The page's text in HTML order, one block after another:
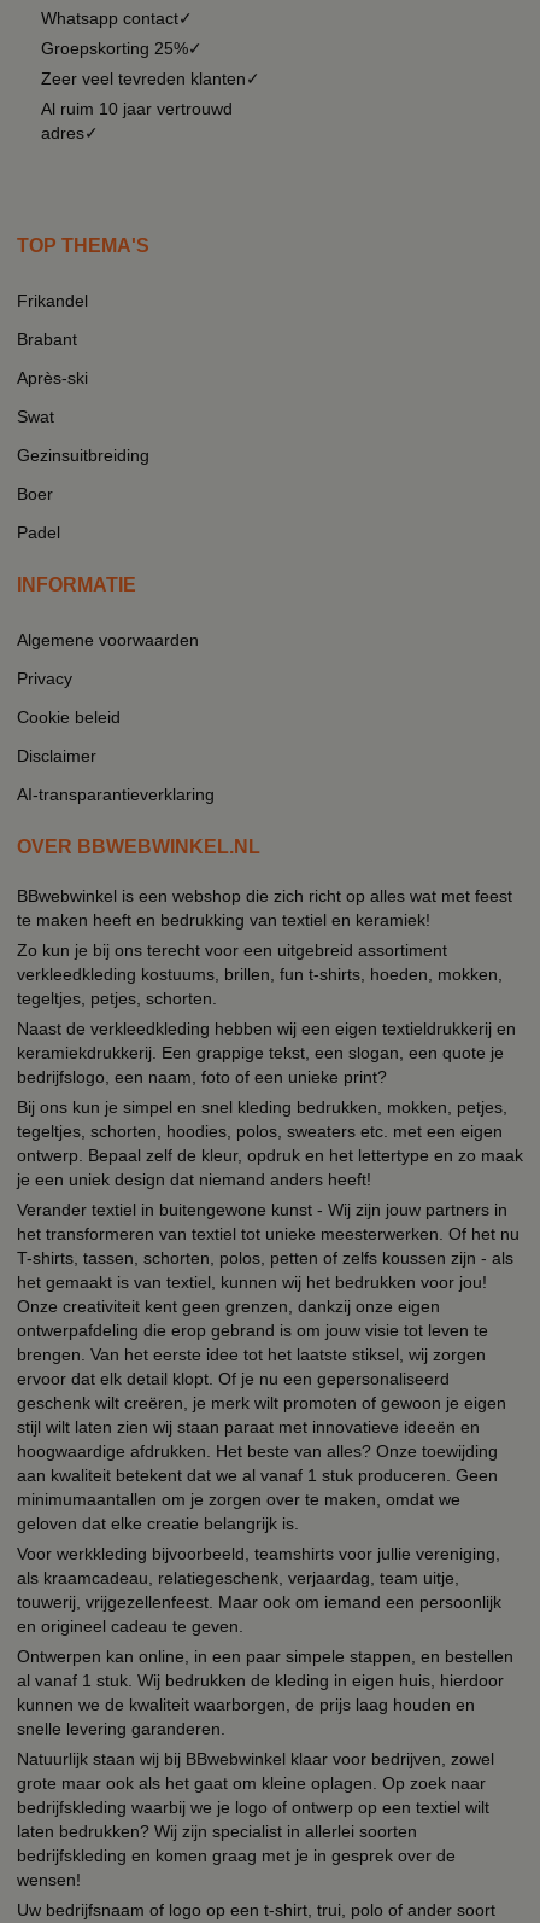
Whatsapp contact✓
Groepskorting 25%✓
Zeer veel tevreden klanten✓
Al ruim 10 jaar vertrouwd
adres✓
TOP THEMA'S
Frikandel
Brabant
Après-ski
Swat
Gezinsuitbreiding
Boer
Padel
INFORMATIE
Algemene voorwaarden
Privacy
Cookie beleid
Disclaimer
AI-transparantieverklaring
OVER BBWEBWINKEL.NL
BBwebwinkel is een webshop die zich richt op alles wat met feest
te maken heeft en bedrukking van textiel en keramiek!
Zo kun je bij ons terecht voor een uitgebreid assortiment
verkleedkleding kostuums, brillen, fun t-shirts, hoeden, mokken,
tegeltjes, petjes, schorten.
Naast de verkleedkleding hebben wij een eigen textieldrukkerij en
keramiekdrukkerij. Een grappige tekst, een slogan, een quote je
bedrijfslogo, een naam, foto of een unieke print?
Bij ons kun je simpel en snel kleding bedrukken, mokken, petjes,
tegeltjes, schorten, hoodies, polos, sweaters etc. met een eigen
ontwerp. Bepaal zelf de kleur, opdruk en het lettertype en zo maak
je een uniek design dat niemand anders heeft!
Verander textiel in buitengewone kunst - Wij zijn jouw partners in
het transformeren van textiel tot unieke meesterwerken. Of het nu
T-shirts, tassen, schorten, polos, petten of zelfs koussen zijn - als
het gemaakt is van textiel, kunnen wij het bedrukken voor jou!
Onze creativiteit kent geen grenzen, dankzij onze eigen
ontwerpafdeling die erop gebrand is om jouw visie tot leven te
brengen. Van het eerste idee tot het laatste stiksel, wij zorgen
ervoor dat elk detail klopt. Of je nu een gepersonaliseerd
geschenk wilt creëren, je merk wilt promoten of gewoon je eigen
stijl wilt laten zien wij staan paraat met innovatieve ideeën en
hoogwaardige afdrukken. Het beste van alles? Onze toewijding
aan kwaliteit betekent dat we al vanaf 1 stuk produceren. Geen
minimumaantallen om je zorgen over te maken, omdat we
geloven dat elke creatie belangrijk is.
Voor werkkleding bijvoorbeeld, teamshirts voor jullie vereniging,
als kraamcadeau, relatiegeschenk, verjaardag, team uitje,
touwerij, vrijgezellenfeest. Maar ook om iemand een persoonlijk
en origineel cadeau te geven.
Ontwerpen kan online, in een paar simpele stappen, en bestellen
al vanaf 1 stuk. Wij bedrukken de kleding in eigen huis, hierdoor
kunnen we de kwaliteit waarborgen, de prijs laag houden en
snelle levering garanderen.
Natuurlijk staan wij bij BBwebwinkel klaar voor bedrijven, zowel
grote maar ook als het gaat om kleine oplagen. Op zoek naar
bedrijfskleding waarbij we je logo of ontwerp op een textiel wilt
laten bedrukken? Wij zijn specialist in allerlei soorten
bedrijfskleding en komen graag met je in gesprek over de
wensen!
Uw bedrijfsnaam of logo op een t-shirt, trui, polo of ander soort